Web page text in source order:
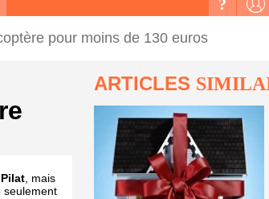
?
pour moins de 130 euros
, mais
seulement
ARTICLES